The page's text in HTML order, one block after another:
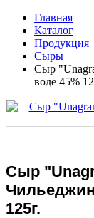
Главная
Каталог
Продукция
Сыры
Сыр
воде 45%
Сыр
125г.